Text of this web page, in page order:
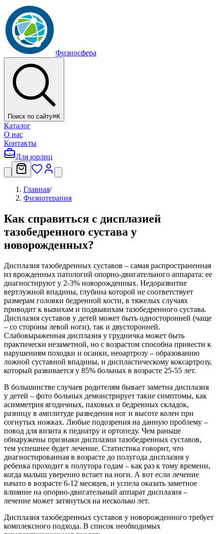
Физиосфера
Поиск по сайту⌘K
Каталог
О нас
Контакты
Для юрлиц
Главная/
Физиотерапия
Как справиться с дисплазией
тазобедренного сустава у
новорожденных?
Дисплазия тазобедренных суставов – самая распространенная
из врожденных патологий опорно-двигательного аппарата: ее
диагностируют у 2-3% новорожденных. Недоразвитие
вертлужной впадины, глубина которой не соответствует
размерам головки бедренной кости, в тяжелых случаях
приводит к вывихам и подвывихам тазобедренного сустава.
Дисплазия суставов у детей может быть односторонней (чаще
– со стороны левой ноги), так и двусторонней.
Слабовыраженная дисплазия у грудничка может быть
практически незаметной, но с возрастом способна привести к
нарушениям походки и осанки, неоартрозу – образованию
ложной суставной впадины, и диспластическому коксартрозу,
который развивается у 85% больных в возрасте 25-55 лет.
В большинстве случаев родителям бывает заметна дисплазия
у детей – фото больных демонстрирует такие симптомы, как
асимметрия ягодичных, паховых и бедренных складок,
разницу в амплитуде разведения ног и высоте колен при
согнутых ножках. Любые подозрения на данную проблему –
повод для визита к педиатру и ортопеду. Чем раньше
обнаружены признаки дисплазии тазобедренных суставов,
тем успешнее будет лечение. Статистика говорит, что
диагностированная в возрасте до полугода дисплазия у
ребенка проходит к полутора годам – как раз к тому времени,
когда малыш уверенно встает на ноги. А вот если лечение
начато в возрасте 6-12 месяцев, и успела оказать заметное
влияние на опорно-двигательный аппарат дисплазия –
лечение может затянуться на несколько лет.
Дисплазия тазобедренных суставов у новорожденного требует
комплексного подхода. В список необходимых